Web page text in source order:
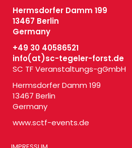
Hermsdorfer Damm 199
13467 Berlin
Germany
+49 30 40586521
info(at)sc-tegeler-forst.de
SC TF Veranstaltungs-gGmbH
Hermsdorfer Damm 199
13467 Berlin
Germany
www.sctf-events.de